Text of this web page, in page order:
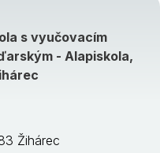
s vyučovacím
- Alapiskola,
Žihárec